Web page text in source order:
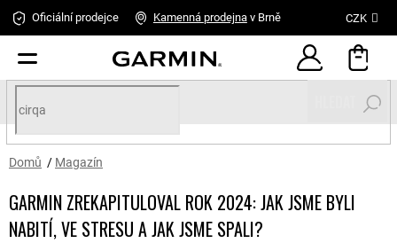
Oficiální prodejce Kamenná prodejnav Brně CZK
Domů / Magazín
GARMIN ZREKAPITULOVAL ROK 2024: JAK JSME BYLI
NABITÍ, VE STRESU A JAK JSME SPALI?